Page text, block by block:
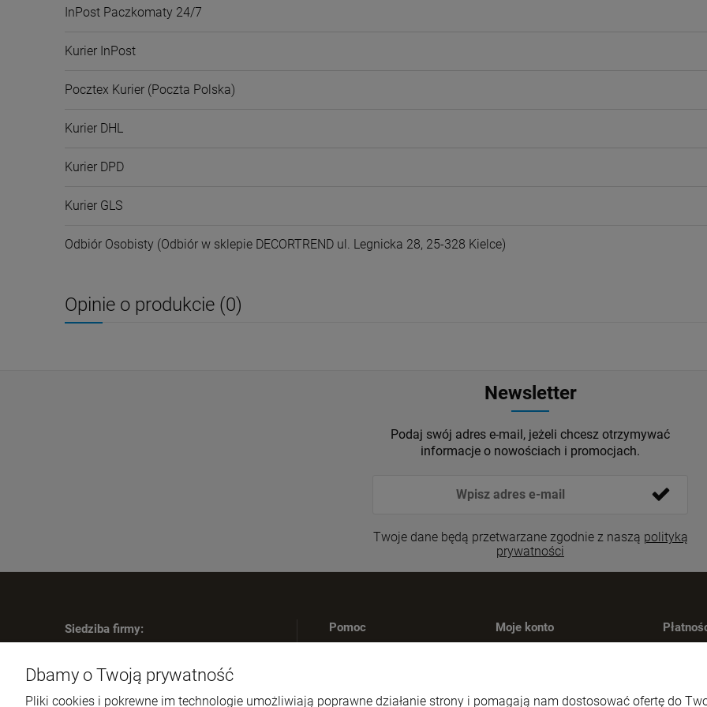
InPost Paczkomaty 24/7
Kurier InPost
Pocztex Kurier (Poczta Polska)
Kurier DHL
Kurier DPD
Kurier GLS
Odbiór Osobisty (Odbiór w sklepie DECORTREND ul. Legnicka 28, 25-328 Kielce)
Opinie o produkcie (0)
Newsletter
Podaj swój adres e-mail, jeżeli chcesz otrzymywać
informacje o nowościach i promocjach.
Twoje dane będą przetwarzane zgodnie z naszą polityką
prywatności
Siedziba firmy:
ul. Legnicka 28
Pomoc
Regulamin
Moje konto
Przechowalnia
Dbamy o Twoją prywatność
Pliki cookies i pokrewne im technologie umożliwiają poprawne działanie strony i pomagają nam dostosować ofertę do